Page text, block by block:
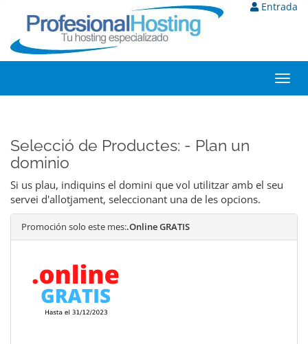
Entrada
Selecció de Productes: - Plan un
dominio
Si us plau, indiquins el domini que vol utilitzar amb el seu
servei d'allotjament, seleccionant una de les opcions.
Promoción solo este mes:.Online GRATIS